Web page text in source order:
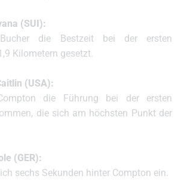
(SUI):
die Bestzeit bei der ersten
Kilometern gesetzt.
(USA):
die Führung bei der ersten
die sich am höchsten Punkt der
(GER):
sechs Sekunden hinter Compton ein.